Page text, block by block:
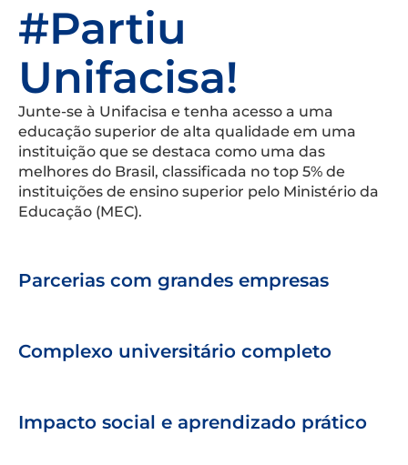
#Partiu
Unifacisa!
Junte-se à Unifacisa e tenha acesso a uma
educação superior de alta qualidade em uma
instituição que se destaca como uma das
melhores do Brasil, classificada no top 5% de
instituições de ensino superior pelo Ministério da
Educação (MEC).
Parcerias com grandes empresas
Complexo universitário completo
Impacto social e aprendizado prático